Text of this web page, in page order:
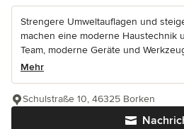
Strengere Umweltauflagen und
machen eine moderne Haustechnik
Team, moderne Geräte und
Mehr
Schulstraße 10, 46325 Borken